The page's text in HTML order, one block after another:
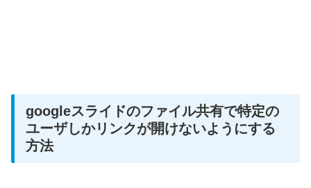
googleスライドのファイル共有で特定の
ユーザしかリンクが開けないようにする
方法